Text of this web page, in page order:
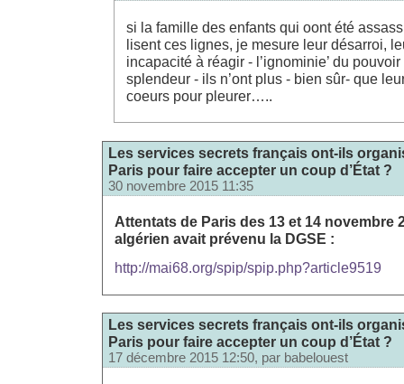
si la famille des enfants qui oont été
lisent ces lignes, je mesure leur désarroi,
incapacité à réagir - l’ignominie’ du
splendeur - ils n’ont plus - bien sûr- que
coeurs pour pleurer…..
Les services secrets français ont-ils
Paris pour faire accepter un coup d’État ?
30 novembre 2015 11:35
Attentats de Paris des 13 et 14 novembre
algérien avait prévenu la DGSE :
http://mai68.org/spip/spip.php?article9519
Les services secrets français ont-ils
Paris pour faire accepter un coup d’État ?
17 décembre 2015 12:50, par babelouest